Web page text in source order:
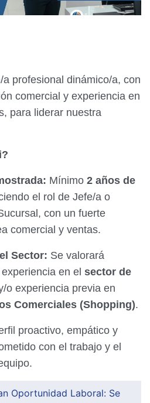
profesional dinámico/a, con
comercial y experiencia en
para liderar nuestra
Mínimo 2 años de
el rol de Jefe/a o
con un fuerte
comercial y ventas.
Sector: Se valorará
en el sector de
o experiencia previa en
Comerciales (Shopping).
proactivo, empático y
con el trabajo y el
Oportunidad Laboral: Se